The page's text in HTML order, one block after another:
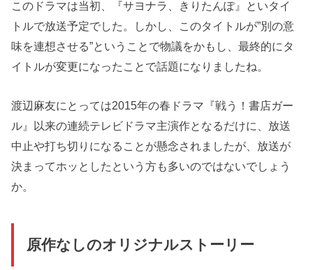
このドラマは当初、『サヨナラ、きりたんぽ』といタイ
トルで放送予定でした。しかし、このタイトルが”別の意
味を連想させる”ということで物議をかもし、最終的にタ
イトルが変更になったことで話題になりましたね。
渡辺麻友にとっては2015年の春ドラマ『戦う！書店ガー
ル』以来の連続テレビドラマ主演作となるだけに、放送
中止や打ち切りになることが懸念されましたが、放送が
決まってホッとしたという方も多いのではないでしょう
か。
原作なしのオリジナルストーリー